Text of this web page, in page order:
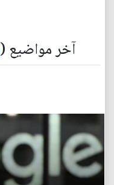
آخر مواضيع (